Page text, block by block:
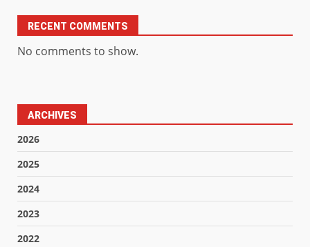
RECENT COMMENTS
No comments to show.
ARCHIVES
2026
2025
2024
2023
2022